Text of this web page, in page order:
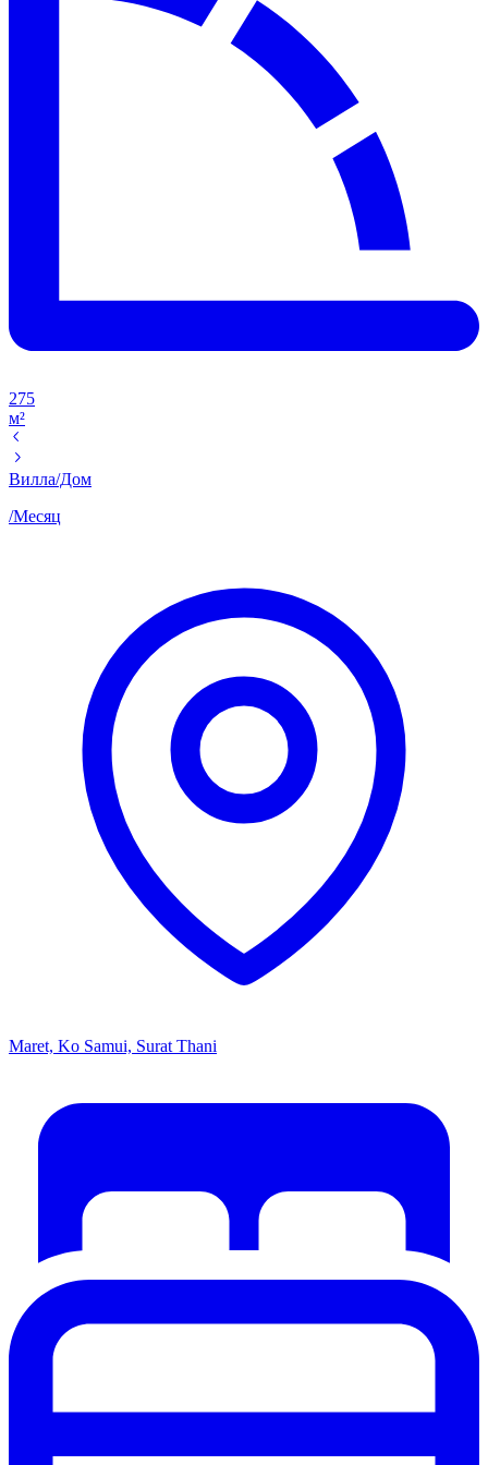
275
м²
Вилла/Дом
/Месяц
Maret, Ko Samui, Surat Thani